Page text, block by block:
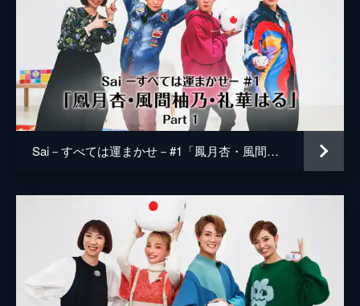
Sai－すべては運まかせ－#1「鳳月杏・風間柚乃・礼華はる」Part 1